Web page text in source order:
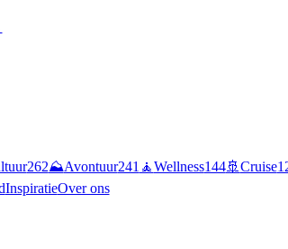
262⛰️Avontuur241 🧘Wellness144🚢 Cruise
InspiratieOver ons